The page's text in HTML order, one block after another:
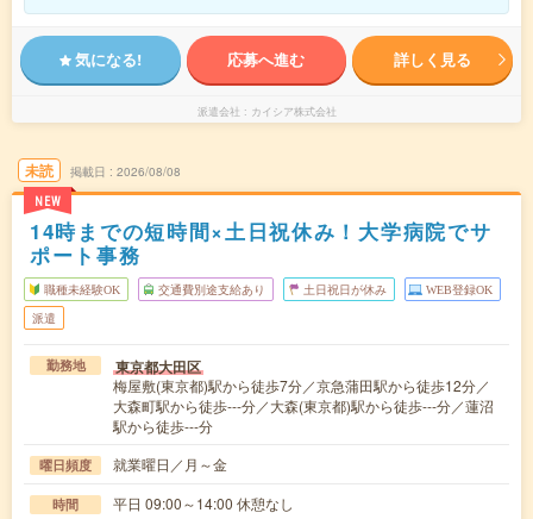
気になる! 応募へ進む 詳しく見る
派遣会社 カイシア株式会社
未読
NEW
掲載日 2026/08/08
14時までの短時間×土日祝休み！大学病院でサ
ポート事務
職種未経験OK 交通費別途支給あり 土日祝日が休み WEB登録OK
派遣
勤務地 東京都大田区
梅屋敷(東京都)駅から徒歩7分／京急蒲田駅から徒歩12分／
大森町駅から徒歩---分／大森(東京都)駅から徒歩---分／蓮沼
駅から徒歩---分
曜日頻度 就業曜日／月～金
時間 平日 09:00～14:00 休憩なし